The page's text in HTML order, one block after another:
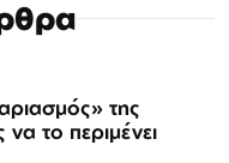
της
να το περιμένει